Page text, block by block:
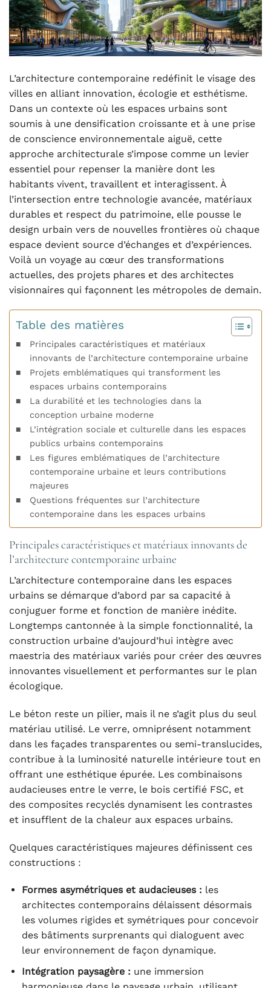
L’architecture contemporaine redéfinit le visage des
villes en alliant innovation, écologie et esthétisme.
Dans un contexte où les espaces urbains sont
soumis à une densification croissante et à une prise
de conscience environnementale aiguë, cette
approche architecturale s’impose comme un levier
essentiel pour repenser la manière dont les
habitants vivent, travaillent et interagissent. À
l’intersection entre technologie avancée, matériaux
durables et respect du patrimoine, elle pousse le
design urbain vers de nouvelles frontières où chaque
espace devient source d’échanges et d’expériences.
Voilà un voyage au cœur des transformations
actuelles, des projets phares et des architectes
visionnaires qui façonnent les métropoles de demain.
Table des matières
Principales caractéristiques et matériaux
innovants de l’architecture contemporaine urbaine
Projets emblématiques qui transforment les
espaces urbains contemporains
La durabilité et les technologies dans la
conception urbaine moderne
L’intégration sociale et culturelle dans les espaces
publics urbains contemporains
Les figures emblématiques de l’architecture
contemporaine urbaine et leurs contributions
majeures
Questions fréquentes sur l’architecture
contemporaine dans les espaces urbains
Principales caractéristiques et matériaux innovants de
l’architecture contemporaine urbaine
L’architecture contemporaine dans les espaces
urbains se démarque d’abord par sa capacité à
conjuguer forme et fonction de manière inédite.
Longtemps cantonnée à la simple fonctionnalité, la
construction urbaine d’aujourd’hui intègre avec
maestria des matériaux variés pour créer des œuvres
innovantes visuellement et performantes sur le plan
écologique.
Le béton reste un pilier, mais il ne s’agit plus du seul
matériau utilisé. Le verre, omniprésent notamment
dans les façades transparentes ou semi-translucides,
contribue à la luminosité naturelle intérieure tout en
offrant une esthétique épurée. Les combinaisons
audacieuses entre le verre, le bois certifié FSC, et
des composites recyclés dynamisent les contrastes
et insufflent de la chaleur aux espaces urbains.
Quelques caractéristiques majeures définissent ces
constructions :
Formes asymétriques et audacieuses : les
architectes contemporains délaissent désormais
les volumes rigides et symétriques pour concevoir
des bâtiments surprenants qui dialoguent avec
leur environnement de façon dynamique.
Intégration paysagère : une immersion